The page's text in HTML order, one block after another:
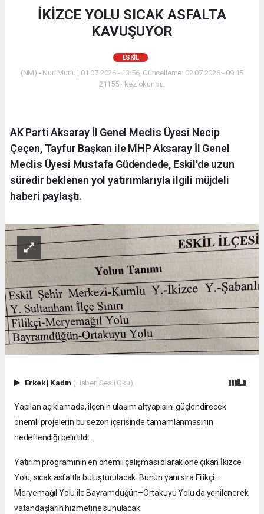
İKİZCE YOLU SICAK ASFALTA
KAVUŞUYOR
ESKİL
(NM) - Nuri Mutlu | 01.07.2026 - 13:56, Güncelleme: 02.07.2026 - 09:15
21155+ kez okundu.
AK Parti Aksaray İl Genel Meclis Üyesi Necip
Çeçen, Tayfur Başkan ile MHP Aksaray İl Genel
Meclis Üyesi Mustafa Güdendede, Eskil'de uzun
süredir beklenen yol yatırımlarıyla ilgili müjdeli
haberi paylaştı.
Erkek| Kadın (Haberi Sesli Oku)
Yapılan açıklamada, ilçenin ulaşım altyapısını güçlendirecek
önemli projelerin bu sezon içerisinde tamamlanmasının
hedeflendiği belirtildi.
Yatırım programının en önemli çalışması olarak öne çıkan İkizce
Yolu, sıcak asfaltla buluşturulacak. Bunun yanı sıra Filikçi–
Meryemağıl Yolu ile Bayramdüğün–Ortakuyu Yolu da yenilenerek
vatandaşların hizmetine sunulacak.